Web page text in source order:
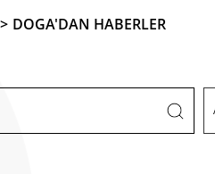
> DOGA'DAN HABERLER